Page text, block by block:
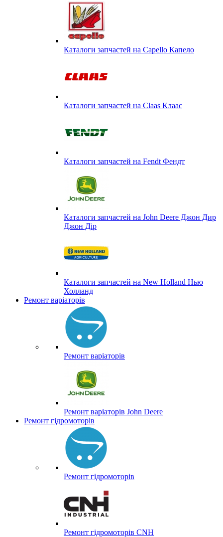
Каталоги запчастей на Capello Капело
Каталоги запчастей на Claas Клаас
Каталоги запчастей на Fendt Фендт
Каталоги запчастей на John Deere Джон Дир
Джон Дір
Каталоги запчастей на New Holland Нью
Холланд
Ремонт варіаторів
Ремонт варіаторів
Ремонт варіаторів John Deere
Ремонт гідромоторів
Ремонт гідромоторів
Ремонт гідромоторів CNH